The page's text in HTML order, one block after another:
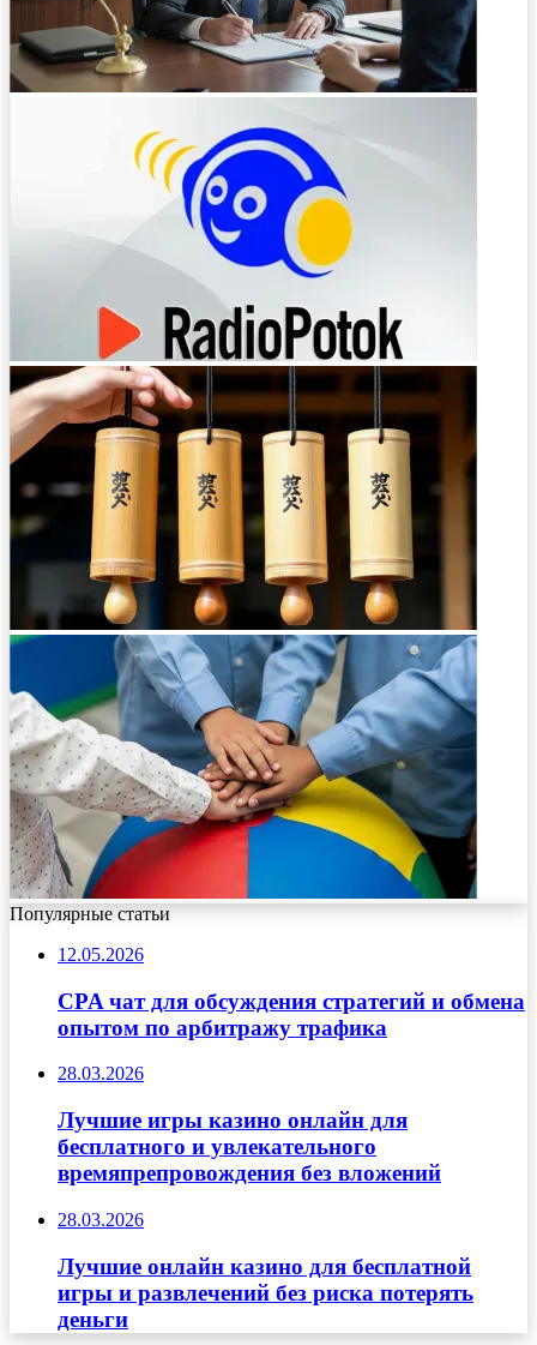
Популярные статьи
12.05.2026
CPA чат для обсуждения стратегий и обмена
опытом по арбитражу трафика
28.03.2026
Лучшие игры казино онлайн для
бесплатного и увлекательного
времяпрепровождения без вложений
28.03.2026
Лучшие онлайн казино для бесплатной
игры и развлечений без риска потерять
деньги